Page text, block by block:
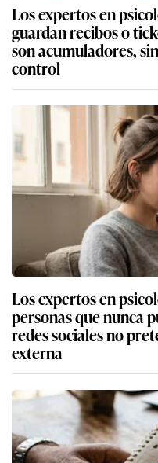
Los expertos en
guardan recibos o
son acumuladores,
control
Los expertos en
personas que nunca
redes sociales no
externa